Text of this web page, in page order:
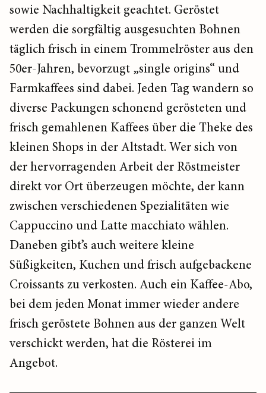
sowie Nachhaltigkeit geachtet. Geröstet
werden die sorgfältig ausgesuchten Bohnen
täglich frisch in einem Trommelröster aus den
50er-Jahren, bevorzugt „single origins“ und
Farmkaffees sind dabei. Jeden Tag wandern so
diverse Packungen schonend gerösteten und
frisch gemahlenen Kaffees über die Theke des
kleinen Shops in der Altstadt. Wer sich von
der hervorragenden Arbeit der Röstmeister
direkt vor Ort überzeugen möchte, der kann
zwischen verschiedenen Spezialitäten wie
Cappuccino und Latte macchiato wählen.
Daneben gibt’s auch weitere kleine
Süßigkeiten, Kuchen und frisch aufgebackene
Croissants zu verkosten. Auch ein Kaffee-Abo,
bei dem jeden Monat immer wieder andere
frisch geröstete Bohnen aus der ganzen Welt
verschickt werden, hat die Rösterei im
Angebot.